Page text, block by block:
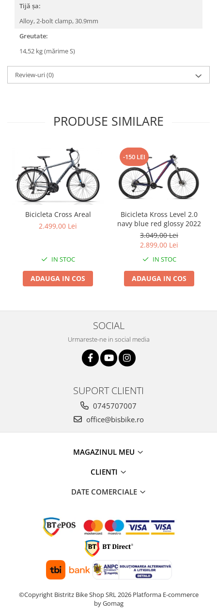
Tijă șa:
Alloy, 2-bolt clamp, 30.9mm
Greutate:
14,52 kg (mărime S)
Review-uri(0)
PRODUSE SIMILARE
Bicicleta Cross Areal
2.499,00 Lei
IN STOC
ADAUGA IN COS
-150 LEI
Bicicleta Kross Level 2.0
navy blue red glossy 2022
3.049,00 Lei
2.899,00 Lei
IN STOC
ADAUGA IN COS
SOCIAL
Urmareste-ne in social media
SUPORT CLIENTI
0745707007
office@bisbike.ro
MAGAZINUL MEU
CLIENTI
DATE COMERCIALE
©Copyright Bistritz Bike Shop SRL 2026 Platforma E-commerce
by Gomag